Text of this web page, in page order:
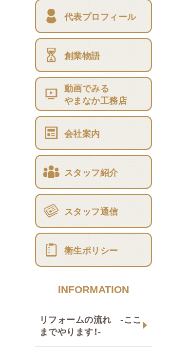
代表プロフィール
創業物語
動画でみる
やまなか工務店
会社案内
スタッフ紹介
スタッフ通信
衛生ポリシー
INFORMATION
リフォームの流れ -ここ
までやります！-